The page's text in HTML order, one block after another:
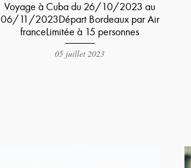
Voyage à Cuba du 26/10/2023 au
06/11/2023Départ Bordeaux par Air
franceLimitée à 15 personnes
05 juillet 2023